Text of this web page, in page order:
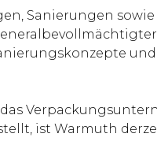
Sanierungen sowie
ist Warmuth